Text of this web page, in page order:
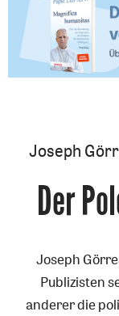
Joseph
Der
Joseph
Publizisten
anderer die